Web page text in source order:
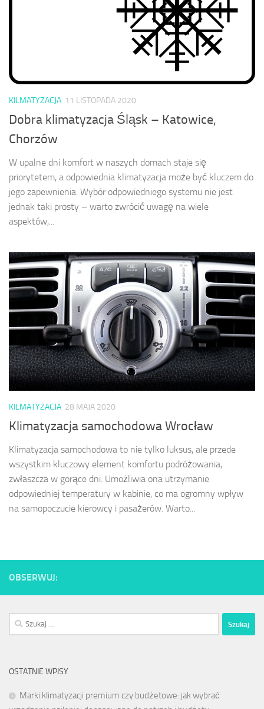
KILMATYZACJA 11 LISTOPADA 2020
Dobra klimatyzacja Śląsk – Katowice,
Chorzów
W upalne dni komfort w naszych domach staje się
priorytetem, a odpowiednia klimatyzacja może być kluczem do
jego zapewnienia. Wybór odpowiedniego systemu nie jest
jednak taki prosty – warto zwrócić uwagę na wiele
aspektów,...
KILMATYZACJA 28 MAJA 2020
Klimatyzacja samochodowa Wrocław
Klimatyzacja samochodowa to nie tylko luksus, ale przede
wszystkim kluczowy element komfortu podróżowania,
zwłaszcza w gorące dni. Umożliwia ona utrzymanie
odpowiedniej temperatury w kabinie, co ma ogromny wpływ
na samopoczucie kierowcy i pasażerów. Warto...
OBSERWUJ:
Szukaj:
OSTATNIE WPISY
Marki klimatyzacji premium czy budżetowe: jak wybrać